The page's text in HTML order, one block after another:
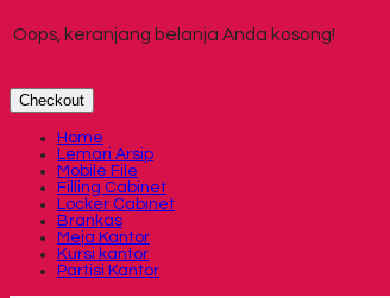
Oops, keranjang belanja Anda kosong!
Checkout
Home
Lemari Arsip
Mobile File
Filling Cabinet
Locker Cabinet
Brankas
Meja Kantor
Kursi kantor
Partisi Kantor